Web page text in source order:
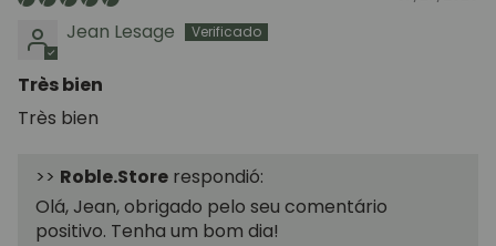
Jean Lesage
Très bien
Très bien
>> Roble.Store respondió:
Olá, Jean, obrigado pelo seu comentário
positivo. Tenha um bom dia!